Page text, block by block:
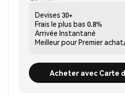
Devises 30+
Frais le plus bas 0.8%
Arrivée Instantané
Meilleur pourPremier
Acheter avec Carte